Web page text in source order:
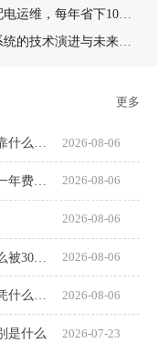
每年省下10%能耗成本?
技术演进与未来趋势
更多
2026-08-06
2026-08-06
2026-08-06
2026-08-06
十大物业管理软件排名怎么看？宅总管凭什么能进榜？ 2026-08-06
是什么 2026-07-23